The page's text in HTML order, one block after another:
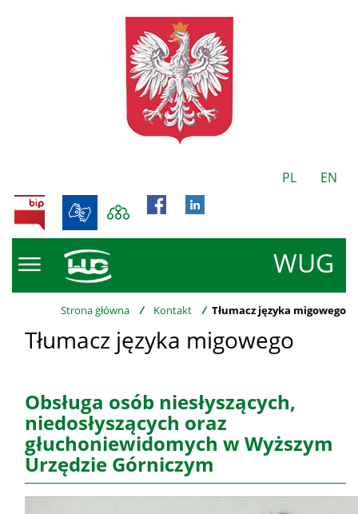
PL EN
WUG
BIP
Strona główna / Kontakt / Tłumacz języka migowego
Tłumacz języka migowego
Obsługa osób niesłyszących,
niedosłyszących oraz
głuchoniewidomych w Wyższym
Urzędzie Górniczym